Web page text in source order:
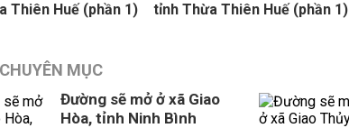
Thiên Huế (phần 1)
tỉnh Thừa Thiên Huế (phần 1)
MỤC
Đường sẽ mở ở xã Giao
Hòa, tỉnh Ninh Bình